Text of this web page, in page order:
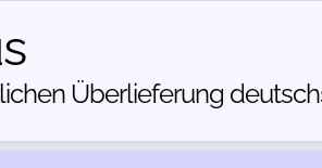
Über­lieferung